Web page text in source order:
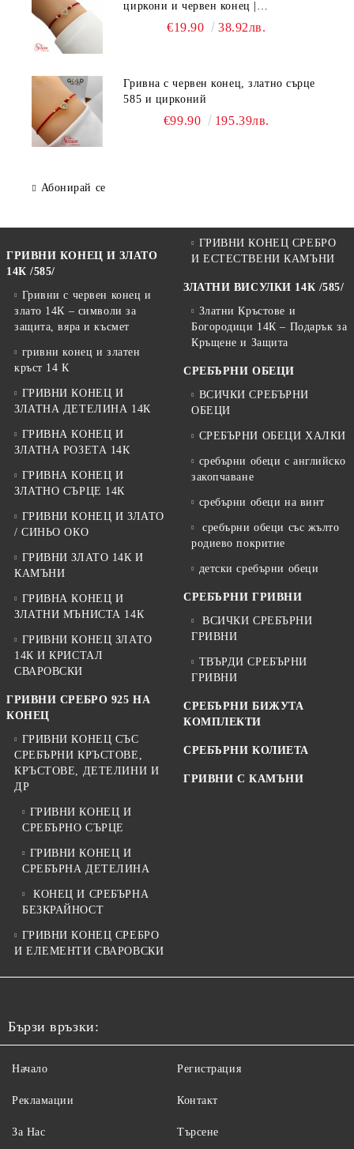
циркони и червен конец |
Регулируема ръчно изработена
€19.90 38.92лв.
Гривна с червен конец, златно сърце
585 и цирконий
€99.90 195.39лв.
Абонирай се
ГРИВНИ КОНЕЦ И ЗЛАТО
14К /585/
Гривни с червен конец и
злато 14К – символи за
защита, вяра и късмет
гривни конец и златен
кръст 14 К
ГРИВНИ КОНЕЦ И
ЗЛАТНА ДЕТЕЛИНА 14К
ГРИВНА КОНЕЦ И
ЗЛАТНА РОЗЕТА 14К
ГРИВНА КОНЕЦ И
ЗЛАТНО СЪРЦЕ 14К
ГРИВНИ КОНЕЦ И ЗЛАТО
/ СИНЬО ОКО
ГРИВНИ ЗЛАТО 14К И
КАМЪНИ
ГРИВНА КОНЕЦ И
ЗЛАТНИ МЪНИСТА 14К
ГРИВНИ КОНЕЦ ЗЛАТО
14К И КРИСТАЛ
СВАРОВСКИ
ГРИВНИ СРЕБРО 925 НА
КОНЕЦ
ГРИВНИ КОНЕЦ СЪС
СРЕБЪРНИ КРЪСТОВЕ,
КРЪСТОВЕ, ДЕТЕЛИНИ И
ДР
ГРИВНИ КОНЕЦ И
СРЕБЪРНО СЪРЦЕ
ГРИВНИ КОНЕЦ И
СРЕБЪРНА ДЕТЕЛИНА
КОНЕЦ И СРЕБЪРНА
БЕЗКРАЙНОСТ
ГРИВНИ КОНЕЦ СРЕБРО
И ЕЛЕМЕНТИ СВАРОВСКИ
ГРИВНИ КОНЕЦ СРЕБРО
И ЕСТЕСТВЕНИ КАМЪНИ
ЗЛАТНИ ВИСУЛКИ 14К /585/
Златни Кръстове и
Богородици 14К – Подарък за
Кръщене и Защита
СРЕБЪРНИ ОБЕЦИ
ВСИЧКИ СРЕБЪРНИ
ОБЕЦИ
СРЕБЪРНИ ОБЕЦИ ХАЛКИ
сребърни обеци с английско
закопчаване
сребърни обеци на винт
сребърни обеци със жълто
родиево покритие
детски сребърни обеци
СРЕБЪРНИ ГРИВНИ
ВСИЧКИ СРЕБЪРНИ
ГРИВНИ
ТВЪРДИ СРЕБЪРНИ
ГРИВНИ
СРЕБЪРНИ БИЖУТА
КОМПЛЕКТИ
СРЕБЪРНИ КОЛИЕТА
ГРИВНИ С КАМЪНИ
Бързи връзки:
Начало
Рекламации
За Нас
Регистрация
Контакт
Търсене